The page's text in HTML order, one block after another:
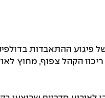
ריכוז הקהל צפוף, מחוץ